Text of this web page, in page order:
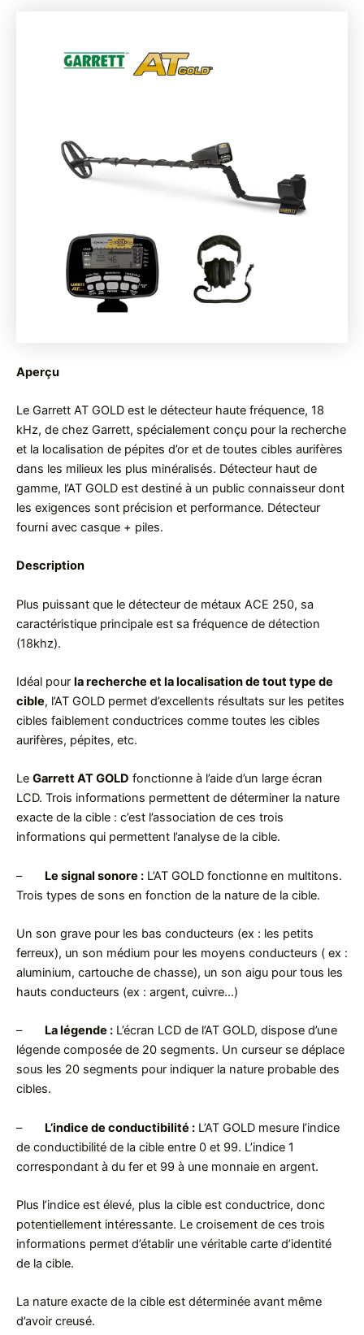
Aperçu
Le Garrett AT GOLD est le détecteur haute fréquence, 18
kHz, de chez Garrett, spécialement conçu pour la recherche
et la localisation de pépites d’or et de toutes cibles aurifères
dans les milieux les plus minéralisés. Détecteur haut de
gamme, l’AT GOLD est destiné à un public connaisseur dont
les exigences sont précision et performance. Détecteur
fourni avec casque + piles.
Description
Plus puissant que le détecteur de métaux ACE 250, sa
caractéristique principale est sa fréquence de détection
(18khz).
Idéal pour la recherche et la localisation de tout type de
cible, l’AT GOLD permet d’excellents résultats sur les petites
cibles faiblement conductrices comme toutes les cibles
aurifères, pépites, etc.
Le Garrett AT GOLD fonctionne à l’aide d’un large écran
LCD. Trois informations permettent de déterminer la nature
exacte de la cible : c’est l’association de ces trois
informations qui permettent l’analyse de la cible.
– Le signal sonore : L’AT GOLD fonctionne en multitons.
Trois types de sons en fonction de la nature de la cible.
Un son grave pour les bas conducteurs (ex : les petits
ferreux), un son médium pour les moyens conducteurs ( ex :
aluminium, cartouche de chasse), un son aigu pour tous les
hauts conducteurs (ex : argent, cuivre…)
– La légende : L’écran LCD de l’AT GOLD, dispose d’une
légende composée de 20 segments. Un curseur se déplace
sous les 20 segments pour indiquer la nature probable des
cibles.
– L’indice de conductibilité : L’AT GOLD mesure l’indice
de conductibilité de la cible entre 0 et 99. L’indice 1
correspondant à du fer et 99 à une monnaie en argent.
Plus l’indice est élevé, plus la cible est conductrice, donc
potentiellement intéressante. Le croisement de ces trois
informations permet d’établir une véritable carte d’identité
de la cible.
La nature exacte de la cible est déterminée avant même
d’avoir creusé.